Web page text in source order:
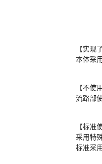
【实现
本体采
【不使
流路部
【标准
采用特
标准采